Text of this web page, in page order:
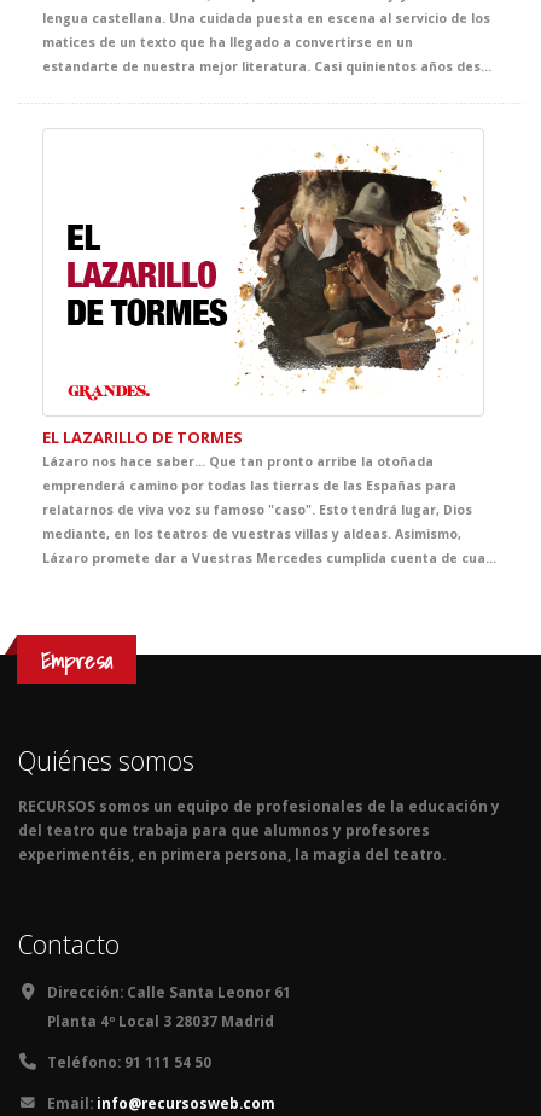
lengua castellana. Una cuidada puesta en escena al servicio de los
matices de un texto que ha llegado a convertirse en un
estandarte de nuestra mejor literatura. Casi quinientos años después de haber sido escrita, esta obra nos demuestra lo poco que ha cambiado la esencia de las pasiones humanas, y el precio que se puede llegar a pagar por creer dominarlas.
EL LAZARILLO DE TORMES
Lázaro nos hace saber… Que tan pronto arribe la otoñada
emprenderá camino por todas las tierras de las Españas para
relatarnos de viva voz su famoso "caso". Esto tendrá lugar, Dios
mediante, en los teatros de vuestras villas y aldeas. Asimismo,
Lázaro promete dar a Vuestras Mercedes cumplida cuenta de cuantas fortunas y adversidades le acontecieron, bien es verdad que pocas y breves fueron las primeras y cuantiosas y muy penosas las segundas. Lázaro confía que del conocimiento de tan triste y divertida historia sepan extraer Vuestras Mercedes y, muy principalmente, vuestros discípulos, tanto el buen juicio que les ayude a evitar los malos senderos y los malos compañeros, como la cristiana compasión y la inmerecida generosidad que precisa su muy hambrienta persona. Quedando agradecido de ser considerado dentro del ciclo GRANDES, con tan notables figuras.
Empresa
Quiénes somos
RECURSOS somos un equipo de profesionales de la educación y
del teatro que trabaja para que alumnos y profesores
experimentéis, en primera persona, la magia del teatro.
Contacto
Dirección: Calle Santa Leonor 61
Planta 4º Local 3 28037 Madrid
Teléfono: 91 111 54 50
Email: info@recursosweb.com